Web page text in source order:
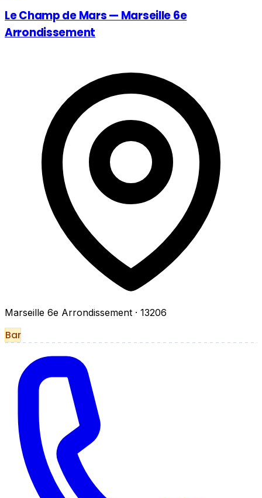
Le Champ de Mars — Marseille 6e
Arrondissement
Marseille 6e Arrondissement · 13206
Bar